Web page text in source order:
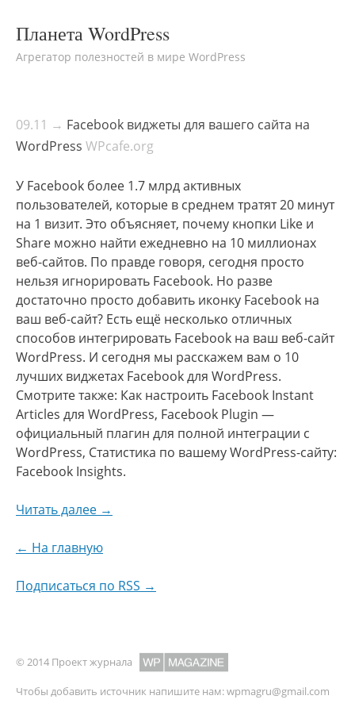
Планета WordPress
Агрегатор полезностей в мире WordPress
09.11 → Facebook виджеты для вашего сайта на
WordPress WPcafe.org
У Facebook более 1.7 млрд активных
пользователей, которые в среднем тратят 20 минут
на 1 визит. Это объясняет, почему кнопки Like и
Share можно найти ежедневно на 10 миллионах
веб-сайтов. По правде говоря, сегодня просто
нельзя игнорировать Facebook. Но разве
достаточно просто добавить иконку Facebook на
ваш веб-сайт? Есть ещё несколько отличных
способов интегрировать Facebook на ваш веб-сайт
WordPress. И сегодня мы расскажем вам о 10
лучших виджетах Facebook для WordPress.
Смотрите также: Как настроить Facebook Instant
Articles для WordPress, Facebook Plugin —
официальный плагин для полной интеграции с
WordPress, Статистика по вашему WordPress-сайту:
Facebook Insights.
Читать далее →
← На главную
Подписаться по RSS →
© 2014 Проект журнала
Чтобы добавить источник напишите нам:wpmagru@gmail.com